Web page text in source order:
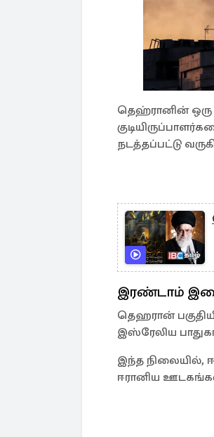
தெஹ்ரானின் ஒரு
நடத்தப்பட்டு
இரண்டாம்
தெஹரான்
இஸ்ரேலிய
இந்த நிலையில்,
ஈரானிய